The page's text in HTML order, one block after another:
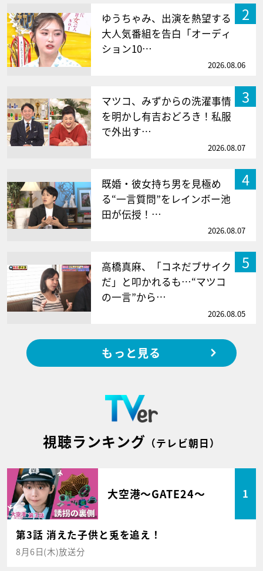
2
ゆうちゃみ、出演を熱望する
大人気番組を告白「オーディ
ション10…
2026.08.06
3
マツコ、みずからの洗濯事情
を明かし有吉おどろき！私服
で外出す…
2026.08.07
4
既婚・彼女持ち男を見極め
る“一言質問”をレインボー池
田が伝授！…
2026.08.07
5
高橋真麻、「コネだブサイク
だ」と叩かれるも…“マツコ
の一言”から…
2026.08.05
もっと見る
視聴ランキング （テレビ朝日）
大空港～GATE24～ 1
第3話 消えた子供と兎を追え！
8月6日(木)放送分